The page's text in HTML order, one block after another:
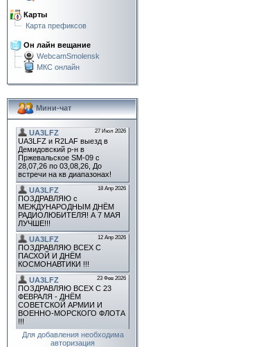
Карты
Карта префиксов
Он лайн вещание
WebcamSmolensk
МКС онлайн
Мини-чат
Для добавления необходима
авторизация